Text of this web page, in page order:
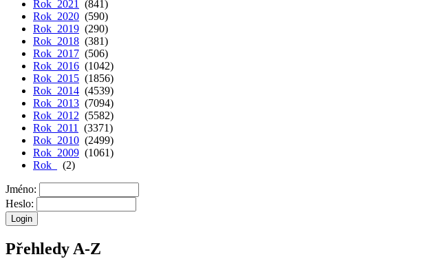
Rok 2021 (841)
Rok 2020 (590)
Rok 2019 (290)
Rok 2018 (381)
Rok 2017 (506)
Rok 2016 (1042)
Rok 2015 (1856)
Rok 2014 (4539)
Rok 2013 (7094)
Rok 2012 (5582)
Rok 2011 (3371)
Rok 2010 (2499)
Rok 2009 (1061)
Rok
(2)
Jméno:
Heslo:
Přehledy A-Z